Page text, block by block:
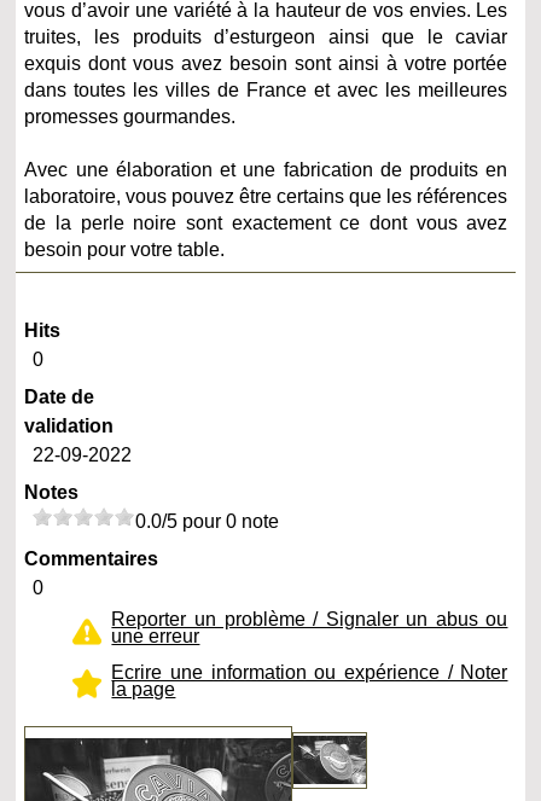
vous d’avoir une variété à la hauteur de vos envies. Les
truites, les produits d’esturgeon ainsi que le caviar
exquis dont vous avez besoin sont ainsi à votre portée
dans toutes les villes de France et avec les meilleures
promesses gourmandes.
Avec une élaboration et une fabrication de produits en
laboratoire, vous pouvez être certains que les références
de la perle noire sont exactement ce dont vous avez
besoin pour votre table.
Hits
0
Date de
validation
22-09-2022
Notes
0.0/5 pour 0 note
Commentaires
0
Reporter un problème / Signaler un abus ou
une erreur
Ecrire une information ou expérience / Noter
la page